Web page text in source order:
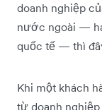
doanh nghiệp
nước ngoài —
quốc tế — thì
Khi một khách
từ doanh